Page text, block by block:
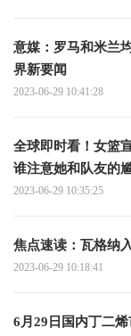
意媒：罗马和米兰
界新要闻
2023-06-29 10:41:28
全球即时看！女篮
谁注意她和队友的
2023-06-29 10:35:25
焦点速读： 瓦格纳
2023-06-29 10:18:41
6月29日国内丁二